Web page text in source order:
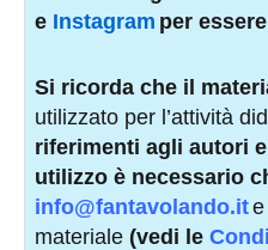
e Instagram per
Si ricorda che il
utilizzato per l’attività
riferimenti agli autori
utilizzo è necessario
info@fantavolando.it
materiale (vedi le